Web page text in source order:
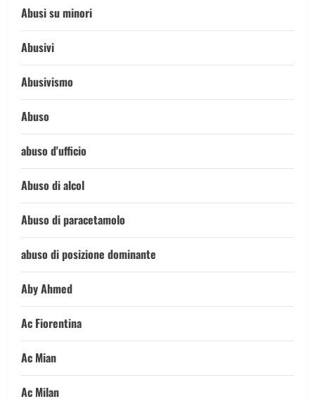
Abusi su minori
Abusivi
Abusivismo
Abuso
abuso d'ufficio
Abuso di alcol
Abuso di paracetamolo
abuso di posizione dominante
Aby Ahmed
Ac Fiorentina
Ac Mian
Ac Milan